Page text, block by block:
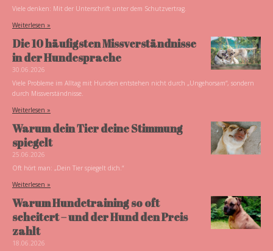
Viele denken: Mit der Unterschrift unter dem Schutzvertrag.
Weiterlesen »
Die 10 häufigsten Missverständnisse
in der Hundesprache
30.06.2026
Viele Probleme im Alltag mit Hunden entstehen nicht durch „Ungehorsam“, sondern
durch Missverständnisse.
Weiterlesen »
Warum dein Tier deine Stimmung
spiegelt
25.06.2026
Oft hört man: „Dein Tier spiegelt dich.“
Weiterlesen »
Warum Hundetraining so oft
scheitert – und der Hund den Preis
zahlt
18.06.2026